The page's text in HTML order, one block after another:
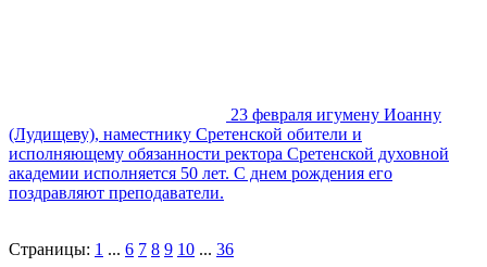
23 февраля игумену Иоанну
(Лудищеву), наместнику Сретенской обители и
исполняющему обязанности ректора Сретенской духовной
академии исполняется 50 лет. С днем рождения его
поздравляют преподаватели.
Страницы: 1 ... 6 7 8 9 10 ... 36